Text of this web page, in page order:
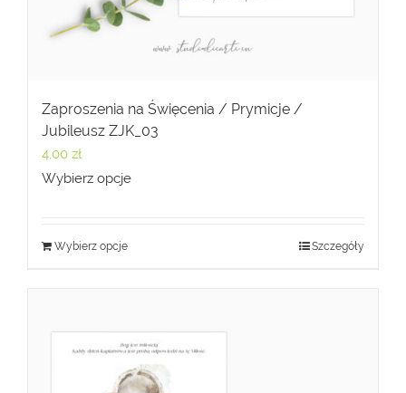
Zaproszenia na Święcenia / Prymicje /
Jubileusz ZJK_03
4,00 zł
Wybierz opcje
Wybierz opcje Szczegóły